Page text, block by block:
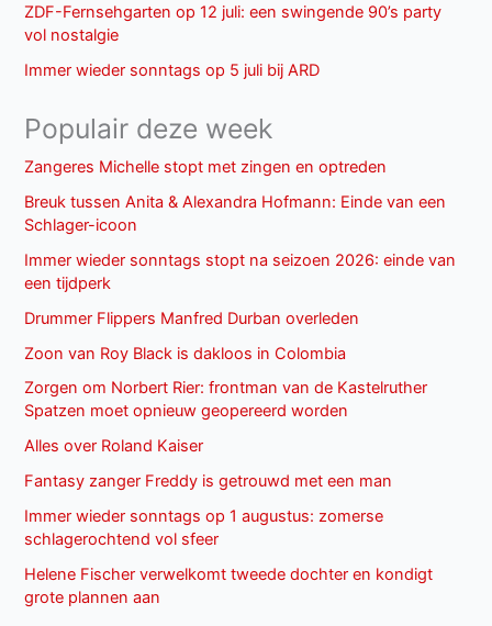
ZDF-Fernsehgarten op 12 juli: een swingende 90’s party
vol nostalgie
Immer wieder sonntags op 5 juli bij ARD
Populair deze week
Zangeres Michelle stopt met zingen en optreden
Breuk tussen Anita & Alexandra Hofmann: Einde van een
Schlager-icoon
Immer wieder sonntags stopt na seizoen 2026: einde van
een tijdperk
Drummer Flippers Manfred Durban overleden
Zoon van Roy Black is dakloos in Colombia
Zorgen om Norbert Rier: frontman van de Kastelruther
Spatzen moet opnieuw geopereerd worden
Alles over Roland Kaiser
Fantasy zanger Freddy is getrouwd met een man
Immer wieder sonntags op 1 augustus: zomerse
schlagerochtend vol sfeer
Helene Fischer verwelkomt tweede dochter en kondigt
grote plannen aan